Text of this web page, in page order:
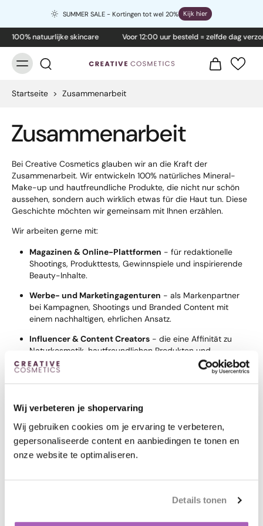
Wij verbeteren je shopervaring
Wij gebruiken cookies om je ervaring te verbeteren,
gepersonaliseerde content en aanbiedingen te tonen en
onze website te optimaliseren.
Details tonen
SUMMER SALE - Kortingen tot wel 20% Kijk hier
100% natuurlijke skincare Voor 12:00 uur besteld = zelfde dag
Startseite > Zusammenarbeit
Zusammenarbeit
Bei Creative Cosmetics glauben wir an die Kraft der
Zusammenarbeit. Wir entwickeln 100% natürliches Mineral-
Make-up und hautfreundliche Produkte, die nicht nur schön
aussehen, sondern auch wirklich etwas für die Haut tun. Diese
Geschichte möchten wir gemeinsam mit Ihnen erzählen.
Wir arbeiten gerne mit:
Magazinen & Online-Plattformen - für redaktionelle
Shootings, Produkttests, Gewinnspiele und inspirierende
Beauty-Inhalte.
Werbe- und Marketingagenturen - als Markenpartner
bei Kampagnen, Shootings und Branded Content mit
einem nachhaltigen, ehrlichen Ansatz.
Influencer & Content Creators - die eine Affinität zu
Naturkosmetik, hautfreundlichen Produkten und
bewusstem Lifestyle haben.
Kosmetikerinnen & Beauty-Professionals- die mit
sowohl für Fotoshootings als auch für Braut-Make-up,
Gemeinsam schauen wir, was passt: von Produktsponsoring
und Samples bis hin zu langfristigen Kooperationen, Workshops
oder maßgeschneiderten Konzepten.
👉Interessiert an einer Zusammenarbeit?
Sie sind, was Sie machen und was Ihnen vorschwebt. Wir